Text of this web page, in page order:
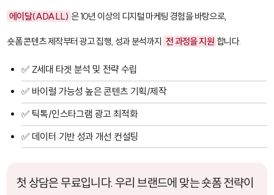
에이달(ADALL) 은 10년 이상의 디지털 마케팅 경험을 바탕으로,
숏폼 콘텐츠 제작부터 광고 집행, 성과 분석까지 전 과정을 지원 합니다.
✅ Z세대 타겟 분석 및 전략 수립
✅ 바이럴 가능성 높은 콘텐츠 기획/제작
✅ 틱톡/인스타그램 광고 최적화
✅ 데이터 기반 성과 개선 컨설팅
첫 상담은 무료입니다. 우리 브랜드에 맞는 숏폼 전략이